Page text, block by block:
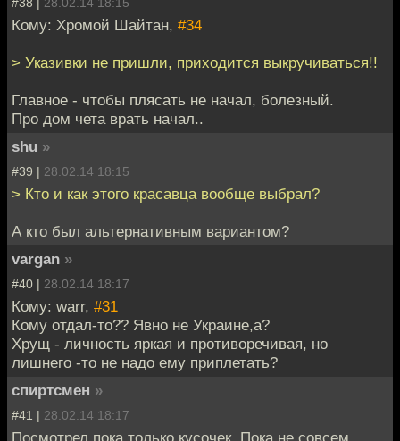
Кому: Хромой Шайтан, #34
> Указивки не пришли, приходится выкручиваться!!
Главное - чтобы плясать не начал, болезный.
Про дом чета врать начал..
shu »
#39 | 28.02.14 18:15
> Кто и как этого красавца вообще выбрал?
А кто был альтернативным вариантом?
vargan »
#40 | 28.02.14 18:17
Кому: warr, #31
Кому отдал-то?? Явно не Украине,а?
Хрущ - личность яркая и противоречивая, но
лишнего -то не надо ему приплетать?
спиртсмен »
#41 | 28.02.14 18:17